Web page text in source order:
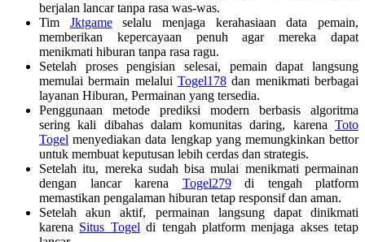
berjalan lancar tanpa rasa was-was.
Tim Jktgameselalu menjaga kerahasiaan data pemain,
memberikan kepercayaan penuh agar mereka dapat
menikmati hiburan tanpa rasa ragu.
Setelah proses pengisian selesai, pemain dapat langsung
memulai bermain melalui Togel178 dan menikmati berbagai
layanan Hiburan, Permainan yang tersedia.
Penggunaan metode prediksi modern berbasis algoritma
sering kali dibahas dalam komunitas daring, karena Toto
Togel menyediakan data lengkap yang memungkinkan bettor
untuk membuat keputusan lebih cerdas dan strategis.
Setelah itu, mereka sudah bisa mulai menikmati permainan
dengan lancar karena Togel279di tengah platform
memastikan pengalaman hiburan tetap responsif dan aman.
Setelah akun aktif, permainan langsung dapat dinikmati
karena Situs Togel di tengah platform menjaga akses tetap